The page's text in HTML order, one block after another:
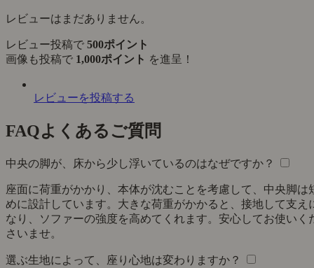
レビューはまだありません。
レビュー投稿で 500ポイント
画像も投稿で 1,000ポイント を進呈！
レビューを投稿する
FAQよくあるご質問
中央の脚が、床から少し浮いているのはなぜですか？
座面に荷重がかかり、本体が沈むことを考慮して、中央脚は
めに設計しています。大きな荷重がかかると、接地して支え
なり、ソファーの強度を高めてくれます。安心してお使いく
さいませ。
選ぶ生地によって、座り心地は変わりますか？